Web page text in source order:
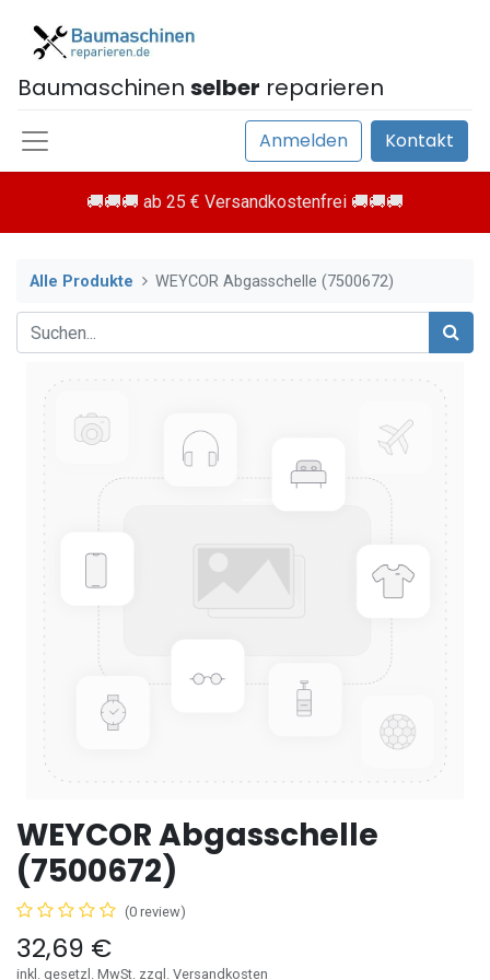
Baumaschinen selber reparieren
Anmelden Kontakt
🚚🚚🚚 ab 25 € Versandkostenfrei 🚚🚚🚚
Alle Produkte WEYCOR Abgasschelle (7500672)
WEYCOR Abgasschelle
(7500672)
(0 review)
32,69 €
inkl. gesetzl. MwSt. zzgl. Versandkosten